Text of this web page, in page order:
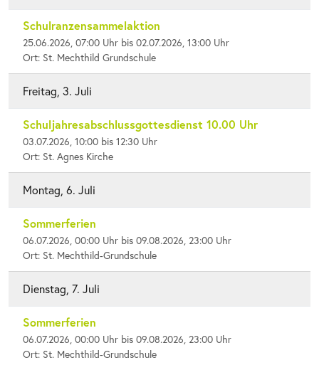
Schulranzensammelaktion
25.06.2026, 07:00 Uhr bis 02.07.2026, 13:00 Uhr
Ort: St. Mechthild Grundschule
Freitag, 3. Juli
Schuljahresabschlussgottesdienst 10.00 Uhr
03.07.2026, 10:00 bis 12:30 Uhr
Ort: St. Agnes Kirche
Montag, 6. Juli
Sommerferien
06.07.2026, 00:00 Uhr bis 09.08.2026, 23:00 Uhr
Ort: St. Mechthild-Grundschule
Dienstag, 7. Juli
Sommerferien
06.07.2026, 00:00 Uhr bis 09.08.2026, 23:00 Uhr
Ort: St. Mechthild-Grundschule